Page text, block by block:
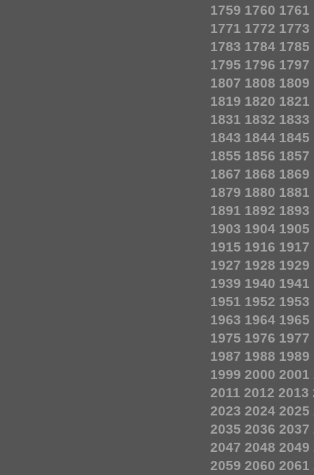
1759 1760 1761
1771 1772 1773
1783 1784 1785
1795 1796 1797
1807 1808 1809
1819 1820 1821
1831 1832 1833
1843 1844 1845
1855 1856 1857
1867 1868 1869
1879 1880 1881
1891 1892 1893
1903 1904 1905
1915 1916 1917
1927 1928 1929
1939 1940 1941
1951 1952 1953
1963 1964 1965
1975 1976 1977
1987 1988 1989
1999 2000 2001
2011 2012 2013
2023 2024 2025
2035 2036 2037
2047 2048 2049
2059 2060 2061